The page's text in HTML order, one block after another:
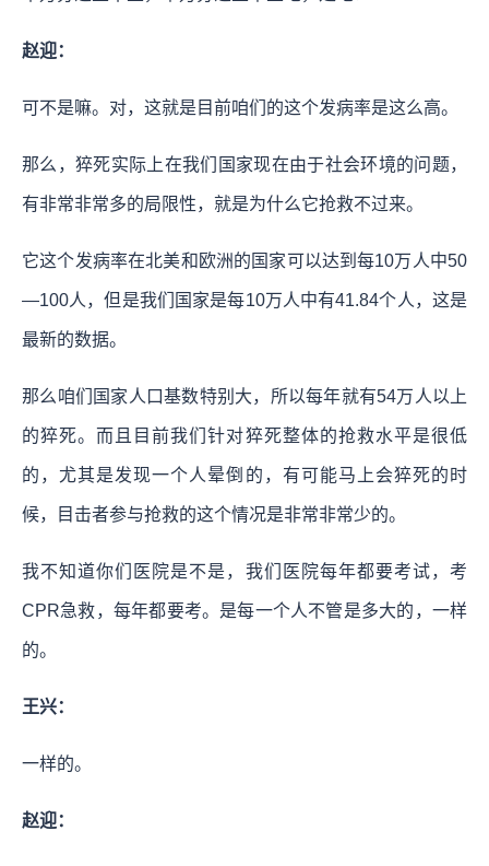
赵迎：
可不是嘛。对，这就是目前咱们的这个发病率是这么高。
那么，猝死实际上在我们国家现在由于社会环境的问题，
有非常非常多的局限性，就是为什么它抢救不过来。
它这个发病率在北美和欧洲的国家可以达到每10万人中50
—100人，但是我们国家是每10万人中有41.84个人，这是
最新的数据。
那么咱们国家人口基数特别大，所以每年就有54万人以上
的猝死。而且目前我们针对猝死整体的抢救水平是很低
的，尤其是发现一个人晕倒的，有可能马上会猝死的时
候，目击者参与抢救的这个情况是非常非常少的。
我不知道你们医院是不是，我们医院每年都要考试，考
CPR急救，每年都要考。是每一个人不管是多大的，一样
的。
王兴：
一样的。
赵迎：